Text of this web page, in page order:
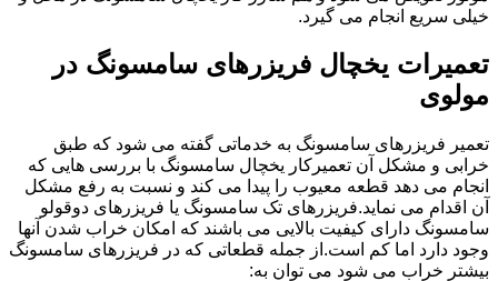
خیلی سریع انجام می گیرد.
تعمیرات یخچال فریزرهای سامسونگ در
مولوی
تعمیر فریزرهای سامسونگ به خدماتی گفته می شود که طبق
خرابی و مشکل آن تعمیرکار یخچال سامسونگ با بررسی هایی که
انجام می دهد قطعه معیوب را پیدا می کند و نسبت به رفع مشکل
آن اقدام می نماید.فریزرهای تک سامسونگ یا فریزرهای دوقولو
سامسونگ دارای کیفیت بالایی می باشند که امکان خراب شدن آنها
وجود دارد اما کم است.از جمله قطعاتی که در فریزرهای سامسونگ
بیشتر خراب می شود می توان به: